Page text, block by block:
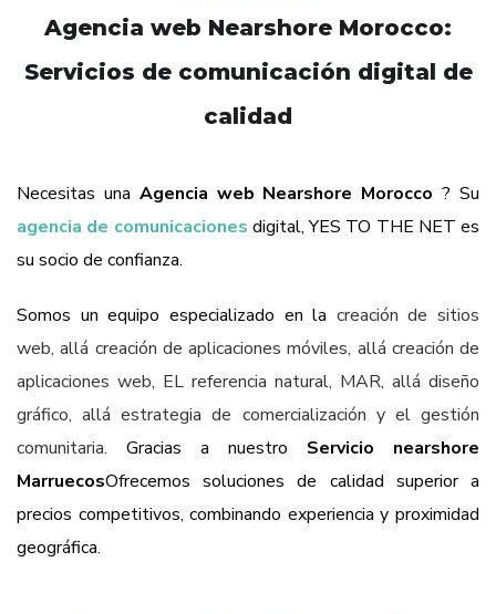
Agencia web Nearshore Morocco:
Servicios de comunicación digital de
calidad
Necesitas una Agencia web Nearshore Morocco ? Su
agencia de comunicaciones digital, YES TO THE NET es
su socio de confianza.
Somos un equipo especializado en la creación de sitios
web, allá creación de aplicaciones móviles, allá creación de
aplicaciones web, EL referencia natural, MAR, allá diseño
gráfico, alláestrategia de comercialización y elgestión
comunitaria. Gracias a nuestro Servicio nearshore
MarruecosOfrecemos soluciones de calidad superior a
precios competitivos, combinando experiencia y proximidad
geográfica.